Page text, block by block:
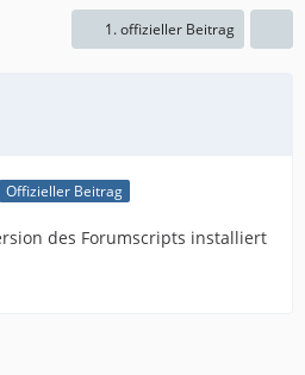
1. offizieller Beitrag
Offizieller Beitrag
des Forumscripts installiert